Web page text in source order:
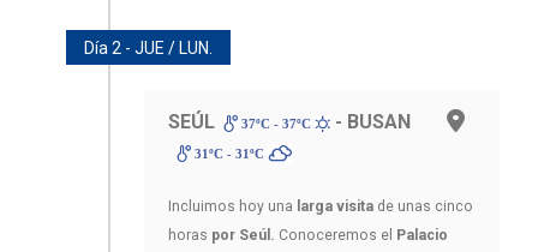
Día 2 - JUE / LUN.
SEÚL 37ºC - 37ºC - BUSAN
31ºC - 31ºC
Incluimos hoy una larga visita de unas cinco
horas por Seúl. Conoceremos el Palacio